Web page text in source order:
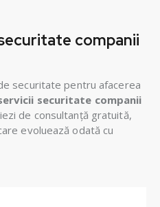
companii
securitate pentru afacerea
securitate companii
de consultanță gratuită,
evoluează odată cu